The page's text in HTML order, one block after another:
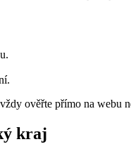
ověřte přímo na webu
kraj